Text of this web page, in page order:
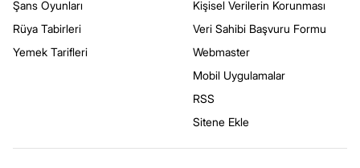
Şans Oyunları
Rüya Tabirleri
Yemek Tarifleri
Kişisel Verilerin Korunması
Veri Sahibi Başvuru Formu
Webmaster
Mobil Uygulamalar
RSS
Sitene Ekle